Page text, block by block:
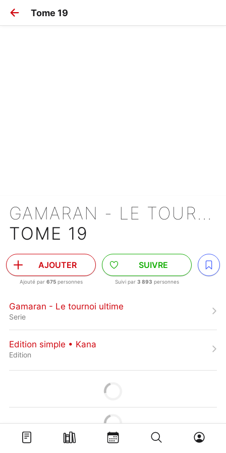
Tome 19
GAMARAN - LE TOURNOI ULTIME
TOME 19
AJOUTER
Ajouté par 675personnes
SUIVRE
Suivi par 3 893 personnes
Gamaran - Le tournoi ultime
Serie
Edition simple • Kana
Edition